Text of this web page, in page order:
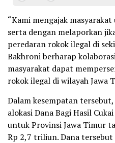
“Kami mengajak
serta dengan melaporkan
peredaran rokok ilegal di
Bakhroni berharap
masyarakat dapat
rokok ilegal di wilayah Jawa
Dalam kesempatan
alokasi Dana Bagi Hasil
untuk Provinsi Jawa Timur
Rp 2,7 triliun. Dana